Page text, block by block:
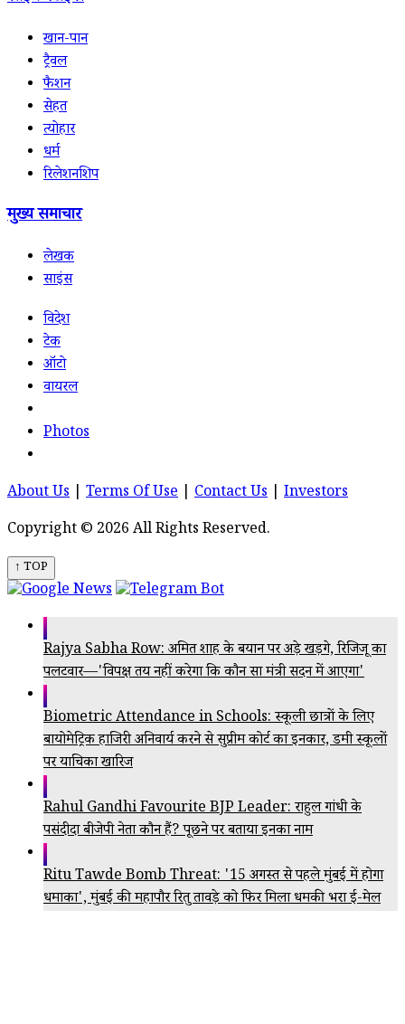
खान-पान
ट्रैवल
फैशन
सेहत
त्योहार
धर्म
रिलेशनशिप
मुख्य समाचार
लेखक
साइंस
विदेश
टेक
ऑटो
वायरल
Photos
About Us Terms Of Use Contact Us
Investors
Copyright © 2026 All Rights Reserved.
↑ TOP
Rajya Sabha Row: अमित शाह के बयान पर अड़े खड़गे, रिजिजू का
पलटवार—'विपक्ष तय नहीं करेगा कि कौन सा मंत्री सदन में आएगा'
Biometric Attendance in Schools: स्कूली छात्रों के लिए
बायोमेट्रिक हाजिरी अनिवार्य करने से सुप्रीम कोर्ट का इनकार, डमी स्कूलों
पर याचिका खारिज
Rahul Gandhi Favourite BJP Leader: राहुल गांधी के
पसंदीदा बीजेपी नेता कौन हैं? पूछने पर बताया इनका नाम
Ritu Tawde Bomb Threat: '15 अगस्त से पहले मुंबई में होगा
धमाका', मुंबई की महापौर रितु तावड़े को फिर मिला धमकी भरा ई-मेल